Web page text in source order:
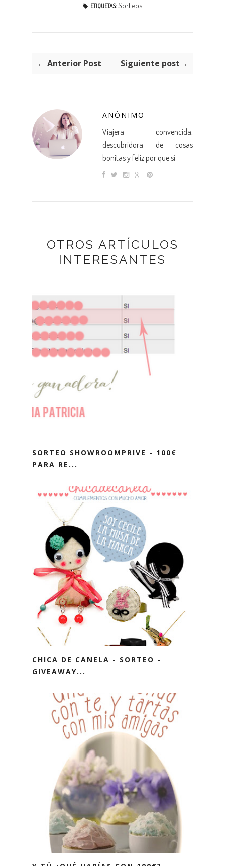
ETIQUETAS: Sorteos
← Anterior Post Siguiente post→
ANÓNIMO
Viajera convencida,
descubridora de cosas
bonitas y feliz por que sí
OTROS ARTÍCULOS
INTERESANTES
SORTEO SHOWROOMPRIVE - 100€
PARA RE...
CHICA DE CANELA - SORTEO -
GIVEAWAY...